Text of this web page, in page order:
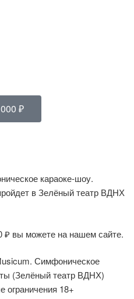
₽
караоке-шоу.
в Зелёный театр ВДНХ
₽ вы можете на нашем сайте.
Симфоническое
(Зелёный театр ВДНХ)
ограничения 18+